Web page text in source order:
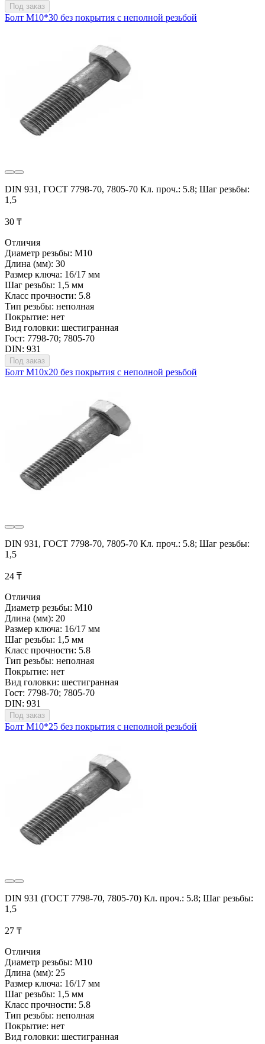
Под заказ
Болт М10*30 без покрытия с неполной резьбой
DIN 931, ГОСТ 7798-70, 7805-70 Кл. проч.: 5.8; Шаг резьбы:
1,5
30 ₸
Отличия
Диаметр резьбы: М10
Длина (мм): 30
Размер ключа: 16/17 мм
Шаг резьбы: 1,5 мм
Класс прочности: 5.8
Тип резьбы: неполная
Покрытие: нет
Вид головки: шестигранная
Гост: 7798-70; 7805-70
DIN: 931
Под заказ
Болт М10х20 без покрытия с неполной резьбой
DIN 931, ГОСТ 7798-70, 7805-70 Кл. проч.: 5.8; Шаг резьбы:
1,5
24 ₸
Отличия
Диаметр резьбы: М10
Длина (мм): 20
Размер ключа: 16/17 мм
Шаг резьбы: 1,5 мм
Класс прочности: 5.8
Тип резьбы: неполная
Покрытие: нет
Вид головки: шестигранная
Гост: 7798-70; 7805-70
DIN: 931
Под заказ
Болт М10*25 без покрытия с неполной резьбой
DIN 931 (ГОСТ 7798-70, 7805-70) Кл. проч.: 5.8; Шаг резьбы:
1,5
27 ₸
Отличия
Диаметр резьбы: М10
Длина (мм): 25
Размер ключа: 16/17 мм
Шаг резьбы: 1,5 мм
Класс прочности: 5.8
Тип резьбы: неполная
Покрытие: нет
Вид головки: шестигранная